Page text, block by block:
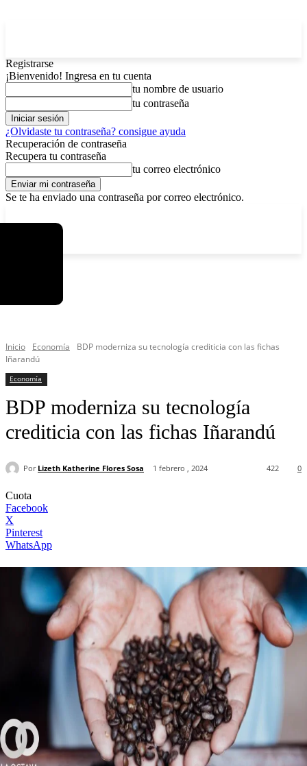
Registrarse
¡Bienvenido! Ingresa en tu cuenta
tu nombre de usuario
tu contraseña
¿Olvidaste tu contraseña? consigue ayuda
Recuperación de contraseña
Recupera tu contraseña
tu correo electrónico
Se te ha enviado una contraseña por correo electrónico.
Inicio Economía
BDP moderniza su tecnología crediticia con las fichas
Iñarandú
Economía
BDP moderniza su tecnología
crediticia con las fichas Iñarandú
Por Lizeth Katherine Flores Sosa 1 febrero , 2024 0
422
Cuota
Facebook
X
Pinterest
WhatsApp